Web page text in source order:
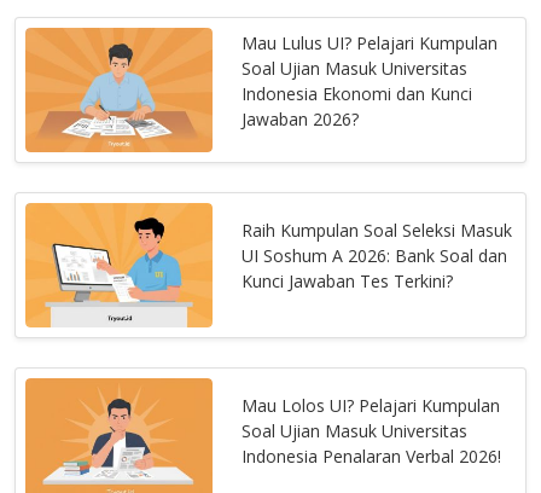
Mau Lulus UI? Pelajari Kumpulan
Soal Ujian Masuk Universitas
Indonesia Ekonomi dan Kunci
Jawaban 2026?
Raih Kumpulan Soal Seleksi Masuk
UI Soshum A 2026: Bank Soal dan
Kunci Jawaban Tes Terkini?
Mau Lolos UI? Pelajari Kumpulan
Soal Ujian Masuk Universitas
Indonesia Penalaran Verbal 2026!